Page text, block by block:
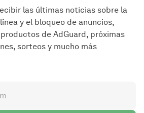
las últimas noticias sobre la
y el bloqueo de anuncios,
de AdGuard, próximas
sorteos y mucho más